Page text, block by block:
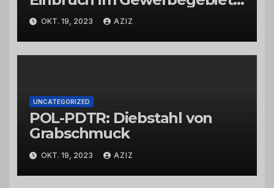
Wittlich
OKT. 19, 2023 AZIZ
UNCATEGORIZED
POL-PDTR: Diebstahl von
Grabschmuck
OKT. 19, 2023 AZIZ